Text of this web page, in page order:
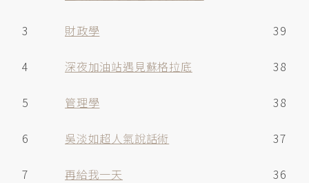
3 財政學 39
4 深夜加油站遇見蘇格拉底 38
5 管理學 38
6 吳淡如超人氣說話術 37
7 再給我一天 36